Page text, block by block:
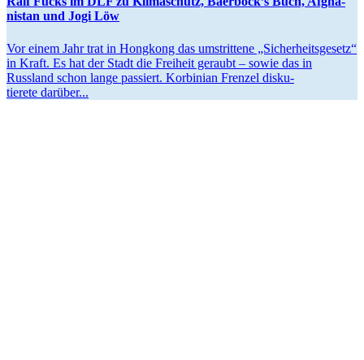
nistan und Jogi Löw
Vor einem Jahr trat in Hongkong das umstrittene „Sicher­heits­gesetz“
in Kraft. Es hat der Stadt die Freiheit geraubt – sowie das in
Russland schon lange passiert. Korbinian Frenzel disku­
tierete darüber...